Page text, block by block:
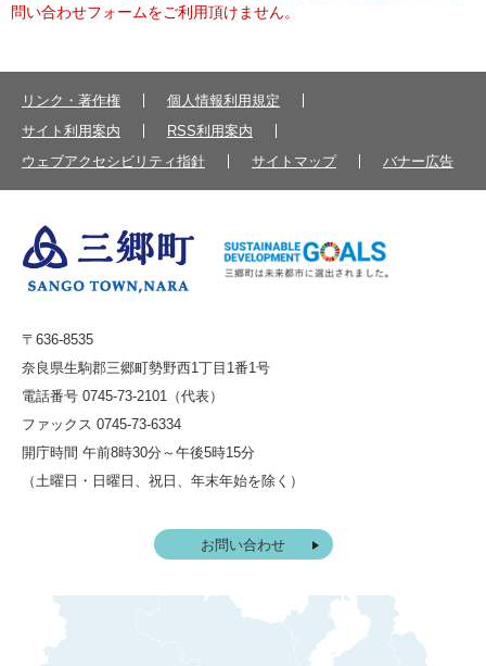
問い合わせフォームをご利用頂けません。
リンク・著作権
個人情報利用規定
サイト利用案内
RSS利用案内
ウェブアクセシビリティ指針
サイトマップ バナー広告
〒636-8535
奈良県生駒郡三郷町勢野西1丁目1番1号
電話番号 0745-73-2101（代表）
ファックス 0745-73-6334
開庁時間 午前8時30分～午後5時15分
（土曜日・日曜日、祝日、年末年始を除く）
お問い合わせ